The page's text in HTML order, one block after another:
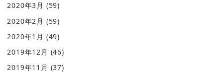
2020年3月 (59)
2020年2月 (59)
2020年1月 (49)
2019年12月 (46)
2019年11月 (37)